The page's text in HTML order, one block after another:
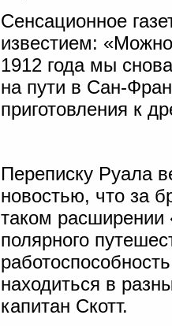
Сенсационное
известием:
1912 года мы
на пути в Сан-
приготовления к
Переписку Руала
новостью, что за
таком расширении
полярного
находиться в
капитан Скотт.